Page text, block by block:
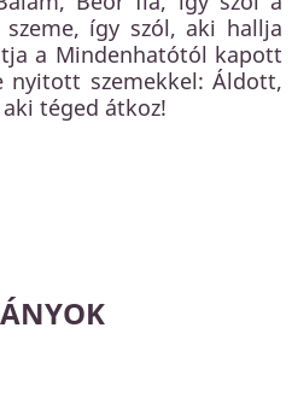
így szól, aki hallja
a Mindenhatótól kapott
nyitott szemekkel: Áldott,
téged átkoz!